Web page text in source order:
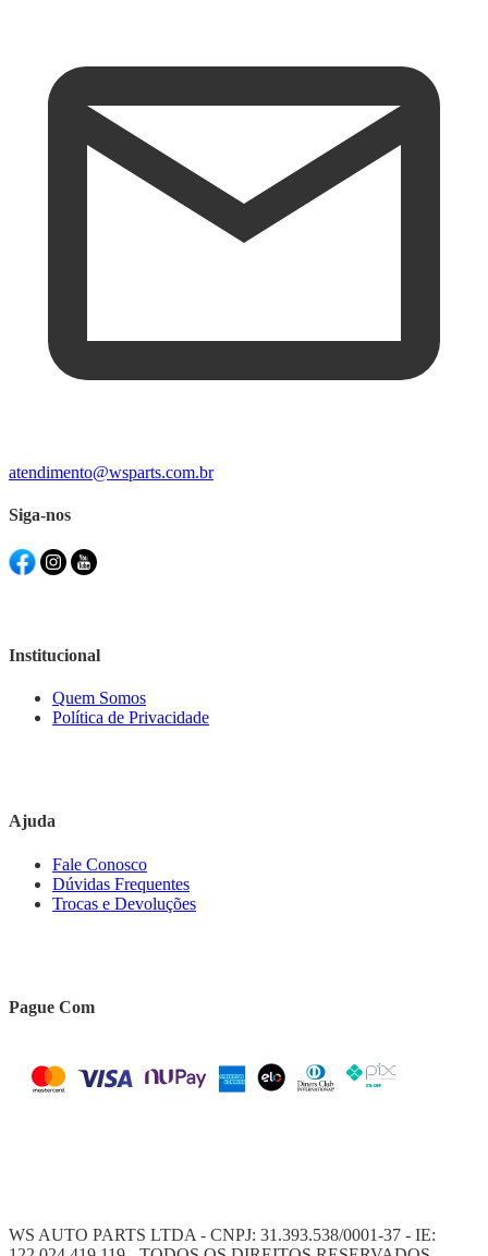
atendimento@wsparts.com.br
Siga-nos
Institucional
Quem Somos
Política de Privacidade
Ajuda
Fale Conosco
Dúvidas Frequentes
Trocas e Devoluções
Pague Com
WS AUTO PARTS LTDA - CNPJ: 31.393.538/0001-37 - IE: